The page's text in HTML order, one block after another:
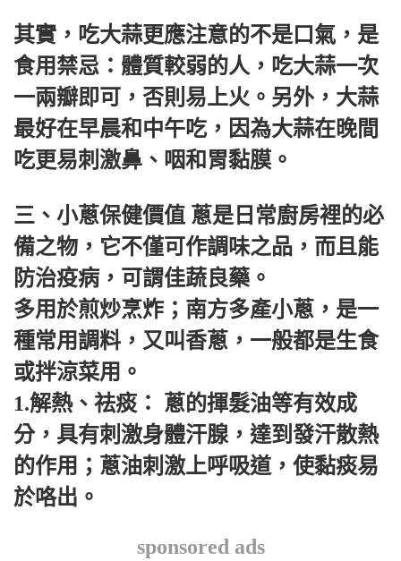
其實，吃大蒜更應注意的不是口氣，是
食用禁忌：體質較弱的人，吃大蒜一次
一兩瓣即可，否則易上火。另外，大蒜
最好在早晨和中午吃，因為大蒜在晚間
吃更易刺激鼻、咽和胃黏膜。
三、小蔥保健價值 蔥是日常廚房裡的必
備之物，它不僅可作調味之品，而且能
防治疫病，可謂佳蔬良藥。
多用於煎炒烹炸；南方多產小蔥，是一
種常用調料，又叫香蔥，一般都是生食
或拌涼菜用。
1.解熱、祛痰： 蔥的揮髮油等有效成
分，具有刺激身體汗腺，達到發汗散熱
的作用；蔥油刺激上呼吸道，使黏痰易
於咯出。
sponsored ads